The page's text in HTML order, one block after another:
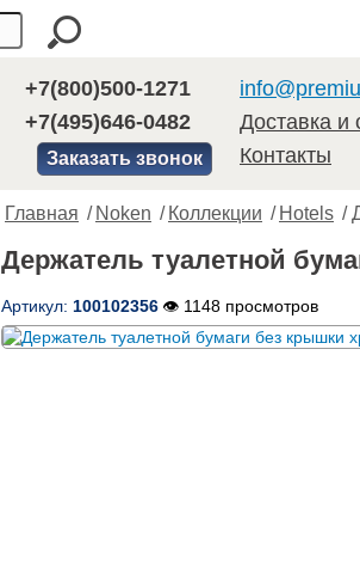
+7(800)500-1271
+7(495)646-0482
Заказать звонок
Доставка и
Контакты
Главная / Noken / Коллекции / Hotels /
Держатель туалетной
Артикул: 100102356 👁 1148 просмотров